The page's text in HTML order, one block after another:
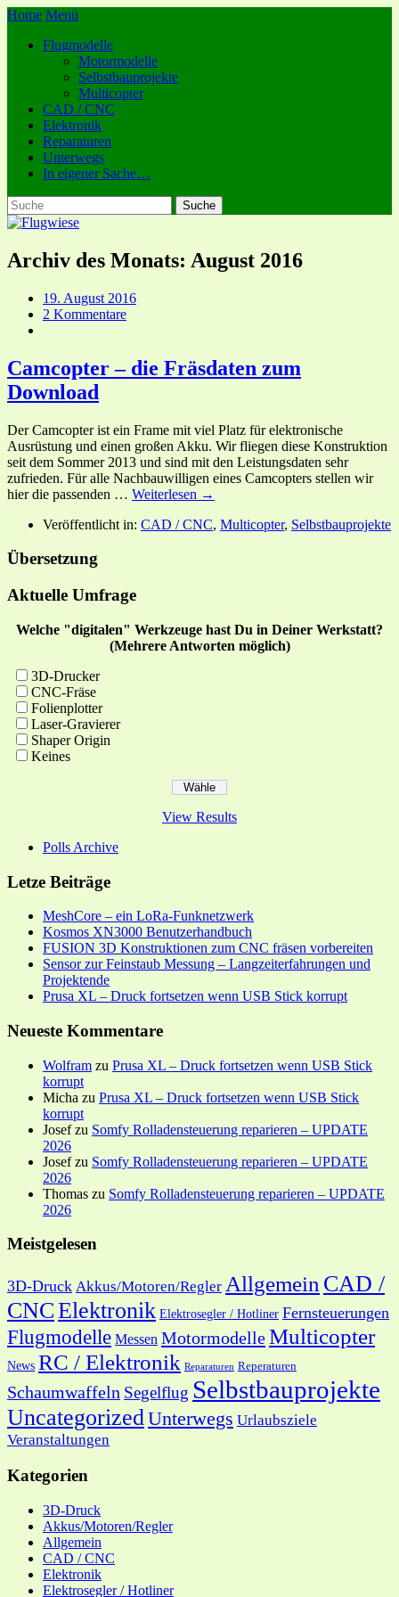
Home Menü
Flugmodelle
Motormodelle
Selbstbauprojekte
Multicopter
CAD / CNC
Elektronik
Reparaturen
Unterwegs
In eigener Sache…
Archiv des Monats: August 2016
19. August 2016
2 Kommentare
Camcopter – die Fräsdaten zum
Download
Der Camcopter ist ein Frame mit viel Platz für elektronische
Ausrüstung und einen großen Akku. Wir fliegen diese Konstruktion
seit dem Sommer 2013 und sind mit den Leistungsdaten sehr
zufrieden. Für alle Nachbauwilligen eines Camcopters stellen wir
hier die passenden … Weiterlesen →
Veröffentlicht in: CAD / CNC, Multicopter, Selbstbauprojekte
Übersetzung
Aktuelle Umfrage
Welche "digitalen" Werkzeuge hast Du in Deiner Werkstatt?
(Mehrere Antworten möglich)
3D-Drucker
CNC-Fräse
Folienplotter
Laser-Gravierer
Shaper Origin
Keines
View Results
Polls Archive
Letze Beiträge
MeshCore – ein LoRa-Funknetzwerk
Kosmos XN3000 Benutzerhandbuch
FUSION 3D Konstruktionen zum CNC fräsen vorbereiten
Sensor zur Feinstaub Messung – Langzeiterfahrungen und
Projektende
Prusa XL – Druck fortsetzen wenn USB Stick korrupt
Neueste Kommentare
Wolfram zu Prusa XL – Druck fortsetzen wenn USB Stick
korrupt
Micha zu Prusa XL – Druck fortsetzen wenn USB Stick
korrupt
Josefzu Somfy Rolladensteuerung reparieren – UPDATE
2026
Josefzu Somfy Rolladensteuerung reparieren – UPDATE
2026
Thomas zu Somfy Rolladensteuerung reparieren – UPDATE
2026
Meistgelesen
3D-Druck Akkus/Motoren/Regler Allgemein CAD /
CNCElektronik Elektrosegler / Hotliner Fernsteuerungen
Flugmodelle Messen MotormodelleMulticopter
News RC / Elektronik Reparaturen Reperaturen
Schaumwaffeln Segelflug Selbstbauprojekte
UncategorizedUnterwegs Urlaubsziele
Veranstaltungen
Kategorien
3D-Druck
Akkus/Motoren/Regler
Allgemein
CAD / CNC
Elektronik
Elektrosegler / Hotliner